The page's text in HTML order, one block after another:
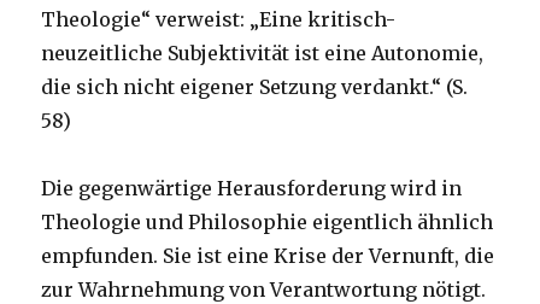
Theologie“ verweist: „Eine kritisch-
neuzeitliche Subjektivität ist eine Autonomie,
die sich nicht eigener Setzung verdankt.“ (S.
58)
Die gegenwärtige Herausforderung wird in
Theologie und Philosophie eigentlich ähnlich
empfunden. Sie ist eine Krise der Vernunft, die
zur Wahrnehmung von Verantwortung nötigt.